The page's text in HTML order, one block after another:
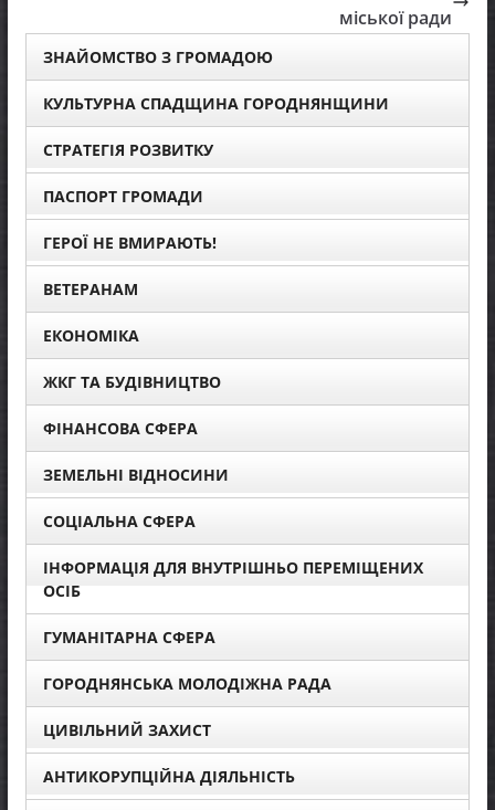
міської ради
ЗНАЙОМСТВО З ГРОМАДОЮ
КУЛЬТУРНА СПАДЩИНА ГОРОДНЯНЩИНИ
СТРАТЕГІЯ РОЗВИТКУ
ПАСПОРТ ГРОМАДИ
ГЕРОЇ НЕ ВМИРАЮТЬ!
ВЕТЕРАНАМ
ЕКОНОМІКА
ЖКГ ТА БУДІВНИЦТВО
ФІНАНСОВА СФЕРА
ЗЕМЕЛЬНІ ВІДНОСИНИ
СОЦІАЛЬНА СФЕРА
ІНФОРМАЦІЯ ДЛЯ ВНУТРІШНЬО ПЕРЕМІЩЕНИХ
ОСІБ
ГУМАНІТАРНА СФЕРА
ГОРОДНЯНСЬКА МОЛОДІЖНА РАДА
ЦИВІЛЬНИЙ ЗАХИСТ
АНТИКОРУПЦІЙНА ДІЯЛЬНІСТЬ